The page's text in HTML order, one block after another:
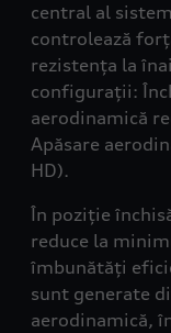
central al
controlează
rezistența la
configurații:
aerodinamică
Apăsare
HD).
În poziție
reduce la
îmbunătăți
sunt generate
aerodinamică,